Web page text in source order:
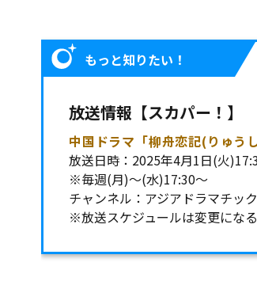
もっと知りたい！
放送情報【スカパー！】
中国ドラマ「柳舟恋記(りゅう
放送日時：2025年4月1日(火
※毎週(月)～(水)17:30～
チャンネル：アジアドラマチッ
※放送スケジュールは変更にな